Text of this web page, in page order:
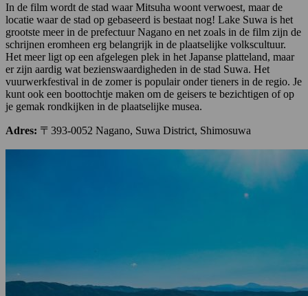
In de film wordt de stad waar Mitsuha woont verwoest, maar de
locatie waar de stad op gebaseerd is bestaat nog! Lake Suwa is het
grootste meer in de prefectuur Nagano en net zoals in de film zijn de
schrijnen eromheen erg belangrijk in de plaatselijke volkscultuur.
Het meer ligt op een afgelegen plek in het Japanse platteland, maar
er zijn aardig wat bezienswaardigheden in de stad Suwa. Het
vuurwerkfestival in de zomer is populair onder tieners in de regio. Je
kunt ook een boottochtje maken om de geisers te bezichtigen of op
je gemak rondkijken in de plaatselijke musea.
Adres: 〒393-0052 Nagano, Suwa District, Shimosuwa